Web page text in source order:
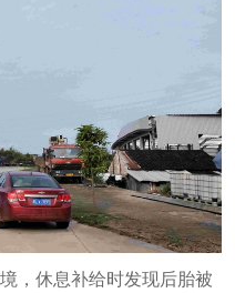
，休息补给时发现后胎被